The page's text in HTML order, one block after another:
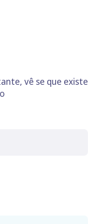
vê se que existe